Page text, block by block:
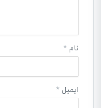
نام *
ایمیل *